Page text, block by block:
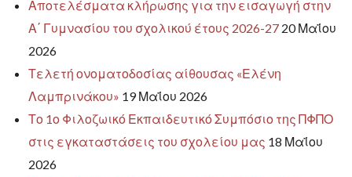
Αποτελέσματα κλήρωσης για την εισαγωγή στην
Α΄ Γυμνασίου του σχολικού έτους 2026-27 20 Μαΐου
2026
Τελετή ονοματοδοσίας αίθουσας «Ελένη
Λαμπρινάκου» 19 Μαΐου 2026
Το 1ο Φιλοζωικό Εκπαιδευτικό Συμπόσιο της ΠΦΠΟ
στις εγκαταστάσεις του σχολείου μας 18 Μαΐου
2026